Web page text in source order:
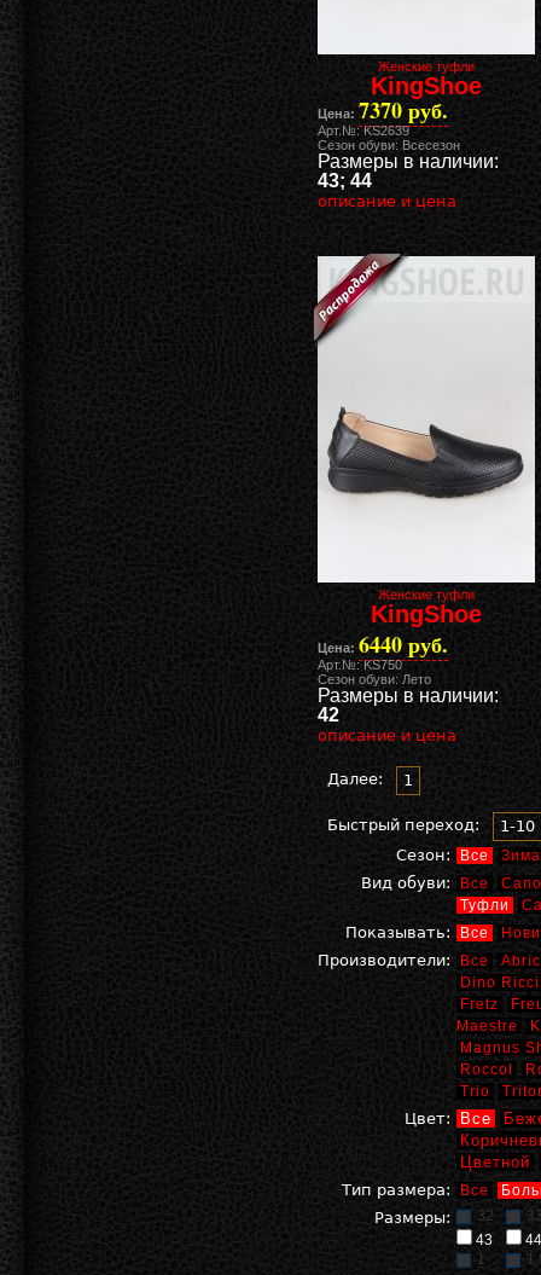
Женские туфли
KingShoe
Цена: 7370 руб.
Арт.№: KS2639
Сезон обуви: Всесезон
Размеры в наличии:
43; 44
описание и цена
Женские туфли
KingShoe
Цена: 6440 руб.
Арт.№: KS750
Сезон обуви: Лето
Размеры в наличии:
42
описание и цена
Далее: 1
Быстрый переход:
1-10
Сезон:
Все Зима
Вид обуви: Все
Туфли
Показывать: Все
Производители: Все
Dino Ricci
Fretz
Maestre
Magnus
Roccol
Trio
Цвет: Все
Цветной
Тип размера:
Все
Размеры: 32
43
44
1